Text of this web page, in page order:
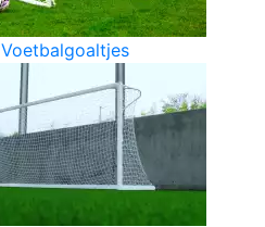
Voetbalgoaltjes